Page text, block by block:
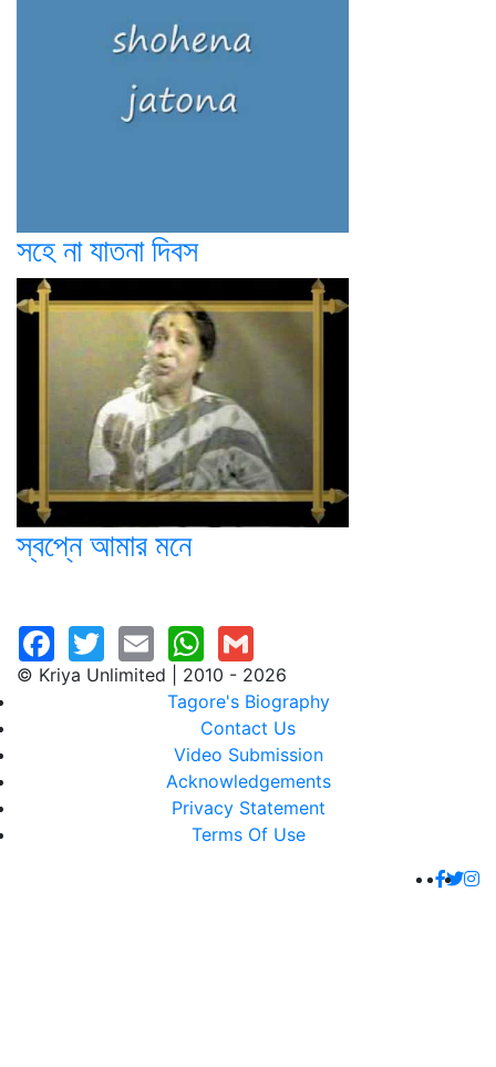
সহে না যাতনা দিবস
স্বপ্নে আমার মনে
© Kriya Unlimited | 2010 - 2026
Tagore's Biography
Contact Us
Video Submission
Acknowledgements
Privacy Statement
Terms Of Use